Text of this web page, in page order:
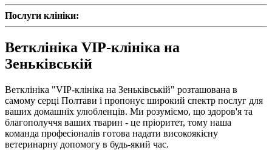
Послуги клініки:
Ветклініка VIP-клініка на
Зеньківській
Ветклініка "VIP-клініка на Зеньківській" розташована в
самому серці Полтави і пропонує широкий спектр послуг для
ваших домашніх улюбленців. Ми розуміємо, що здоров'я та
благополуччя ваших тварин - це пріоритет, тому наша
команда професіоналів готова надати високоякісну
ветеринарну допомогу в будь-який час.